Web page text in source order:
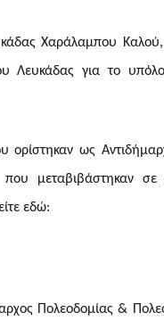
Χαράλαμπου
Λευκάδας για το
ως
που μεταβιβάστηκαν σε
εδώ:
Πολεοδομίας &